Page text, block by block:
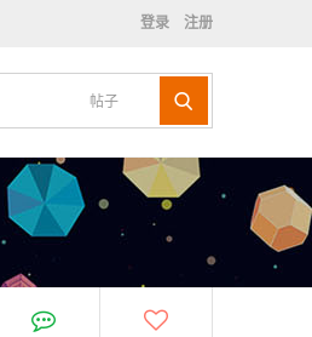
登录 注册
帖子